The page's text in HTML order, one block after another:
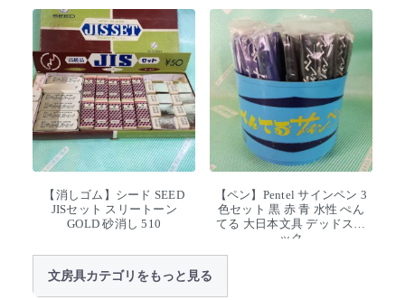
【消しゴム】シード SEED
JISセット スリートーン
GOLD 砂消し 510
【ペン】Pentel サインペン 3
色セット 黒 赤 青 水性 ぺん
てる 大日本文具 デッドスト
ック
文房具カテゴリをもっと見る